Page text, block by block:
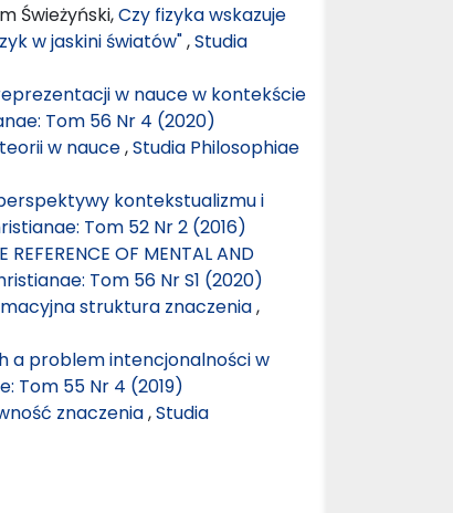
Świeżyński,Czy fizyka wskazuje
w jaskini światów",Studia
w nauce w kontekście
Tom 56 Nr 4 (2020)
w nauce,Studia Philosophiae
kontekstualizmu i
Tom 52 Nr 2 (2016)
REFERENCE OF MENTAL AND
Tom 56 Nr S1 (2020)
struktura znaczenia,
a problem intencjonalności w
Tom 55 Nr 4 (2019)
znaczenia,Studia